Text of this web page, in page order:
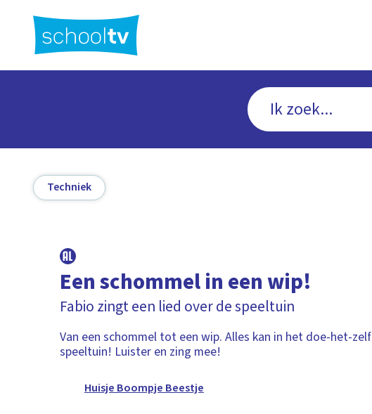
hoofdinhoud
Techniek
Een schommel in een wip!
Fabio zingt een lied over de speeltuin
Van een schommel tot een wip. Alles kan in het doe-het-zelf
speeltuin! Luister en zing mee!
Huisje Boompje Beestje